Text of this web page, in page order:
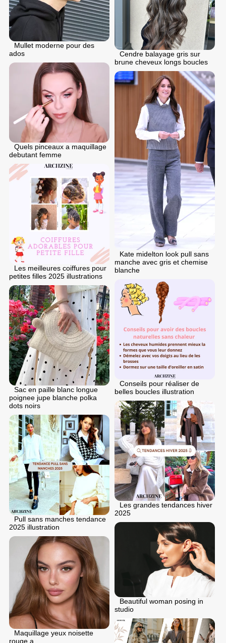
Mullet moderne pour des
ados
Cendre balayage gris sur
brune cheveux longs boucles
Quels pinceaux a maquillage
debutant femme
Kate midelton look pull sans
manche avec gris et chemise
blanche
Les meilleures coiffures pour
petites filles 2025 illustrations
Conseils pour réaliser de
belles boucles illustration
Sac en paille blanc longue
poignee jupe blanche polka
dots noirs
Les grandes tendances hiver
2025
Pull sans manches tendance
2025 illustration
Beautiful woman posing in
studio
Maquillage yeux noisette
rouge a